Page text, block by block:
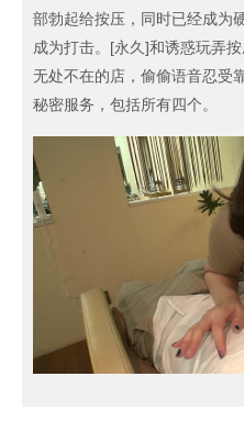
部勃起给按压，同时已经成为
成为打击。[永久]和诱惑玩弄
无处不在的店，偷偷语音忍受
秘密服务，包括所有四个。